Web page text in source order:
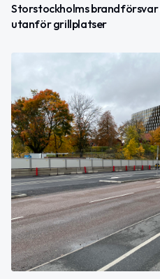
Storstockholms
utanför grillplatser